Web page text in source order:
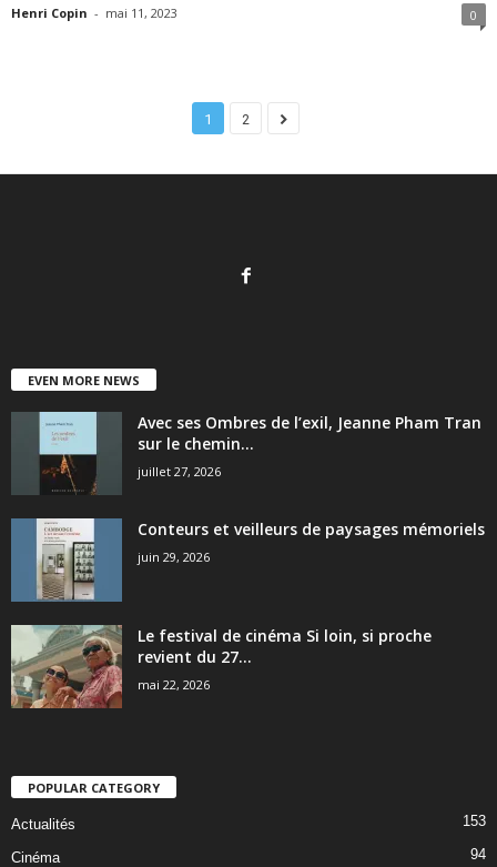
Henri Copin - mai 11, 2023 0
1 2
EVEN MORE NEWS
Avec ses Ombres de l’exil, Jeanne Pham Tran
sur le chemin...
juillet 27, 2026
Conteurs et veilleurs de paysages mémoriels
juin 29, 2026
Le festival de cinéma Si loin, si proche
revient du 27...
mai 22, 2026
POPULAR CATEGORY
Actualités 153
Cinéma 94